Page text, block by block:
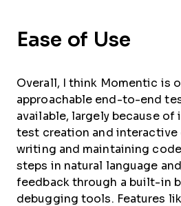
Ease of Use
Overall, I think Momentic is
approachable end-to-end
available, largely because of
test creation and interactive
writing and maintaining
steps in natural language
feedback through a built-in
debugging tools. Features